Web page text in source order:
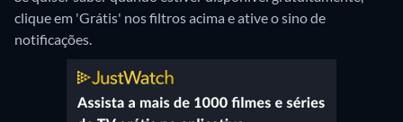
clique em 'Grátis' nos filtros acima e ative o sino de
notificações.